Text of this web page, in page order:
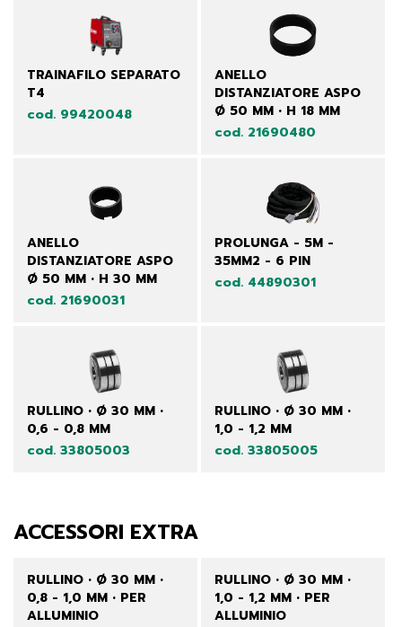
TRAINAFILO SEPARATO
T4
cod. 99420048
ANELLO
DISTANZIATORE ASPO
Ø 50 MM • H 18 MM
cod. 21690480
ANELLO
DISTANZIATORE ASPO
Ø 50 MM • H 30 MM
cod. 21690031
PROLUNGA - 5M -
35MM2 - 6 PIN
cod. 44890301
RULLINO • Ø 30 MM •
0,6 - 0,8 MM
cod. 33805003
RULLINO • Ø 30 MM •
1,0 - 1,2 MM
cod. 33805005
ACCESSORI EXTRA
RULLINO • Ø 30 MM •
0,8 - 1,0 MM • PER
ALLUMINIO
RULLINO • Ø 30 MM •
1,0 - 1,2 MM • PER
ALLUMINIO